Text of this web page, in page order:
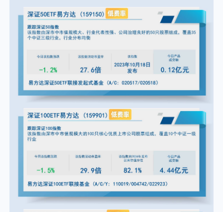
个人养老金
投资顾问
关于我们
我的账户
客服中心
English